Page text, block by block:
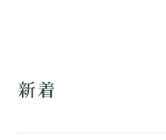
新着